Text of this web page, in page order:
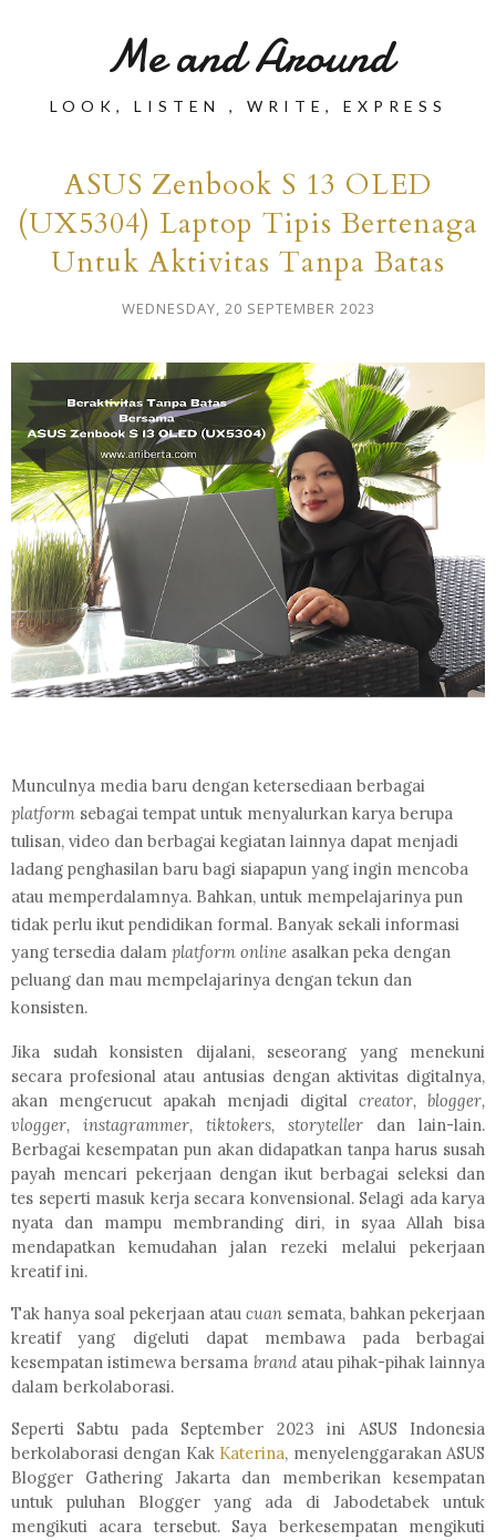
Me and Around
LOOK, LISTEN , WRITE, EXPRESS
ASUS Zenbook S 13 OLED
(UX5304) Laptop Tipis Bertenaga
Untuk Aktivitas Tanpa Batas
WEDNESDAY, 20 SEPTEMBER 2023
Munculnya media baru dengan ketersediaan berbagai
platform sebagai tempat untuk menyalurkan karya berupa
tulisan, video dan berbagai kegiatan lainnya dapat menjadi
ladang penghasilan baru bagi siapapun yang ingin mencoba
atau memperdalamnya. Bahkan, untuk mempelajarinya pun
tidak perlu ikut pendidikan formal. Banyak sekali informasi
yang tersedia dalam platform online asalkan peka dengan
peluang dan mau mempelajarinya dengan tekun dan
konsisten.
Jika sudah konsisten dijalani, seseorang yang menekuni
secara profesional atau antusias dengan aktivitas digitalnya,
akan mengerucut apakah menjadi digital creator, blogger,
vlogger, instagrammer, tiktokers, storyteller dan lain-lain.
Berbagai kesempatan pun akan didapatkan tanpa harus susah
payah mencari pekerjaan dengan ikut berbagai seleksi dan
tes seperti masuk kerja secara konvensional. Selagi ada karya
nyata dan mampu membranding diri, in syaa Allah bisa
mendapatkan kemudahan jalan rezeki melalui pekerjaan
kreatif ini.
Tak hanya soal pekerjaan atau cuan semata, bahkan pekerjaan
kreatif yang digeluti dapat membawa pada berbagai
kesempatan istimewa bersama brandatau pihak-pihak lainnya
dalam berkolaborasi.
Seperti Sabtu pada September 2023 ini ASUS Indonesia
berkolaborasi dengan Kak Katerina, menyelenggarakan ASUS
Blogger Gathering Jakarta dan memberikan kesempatan
untuk puluhan Blogger yang ada di Jabodetabek untuk
mengikuti acara tersebut. Saya berkesempatan mengikuti